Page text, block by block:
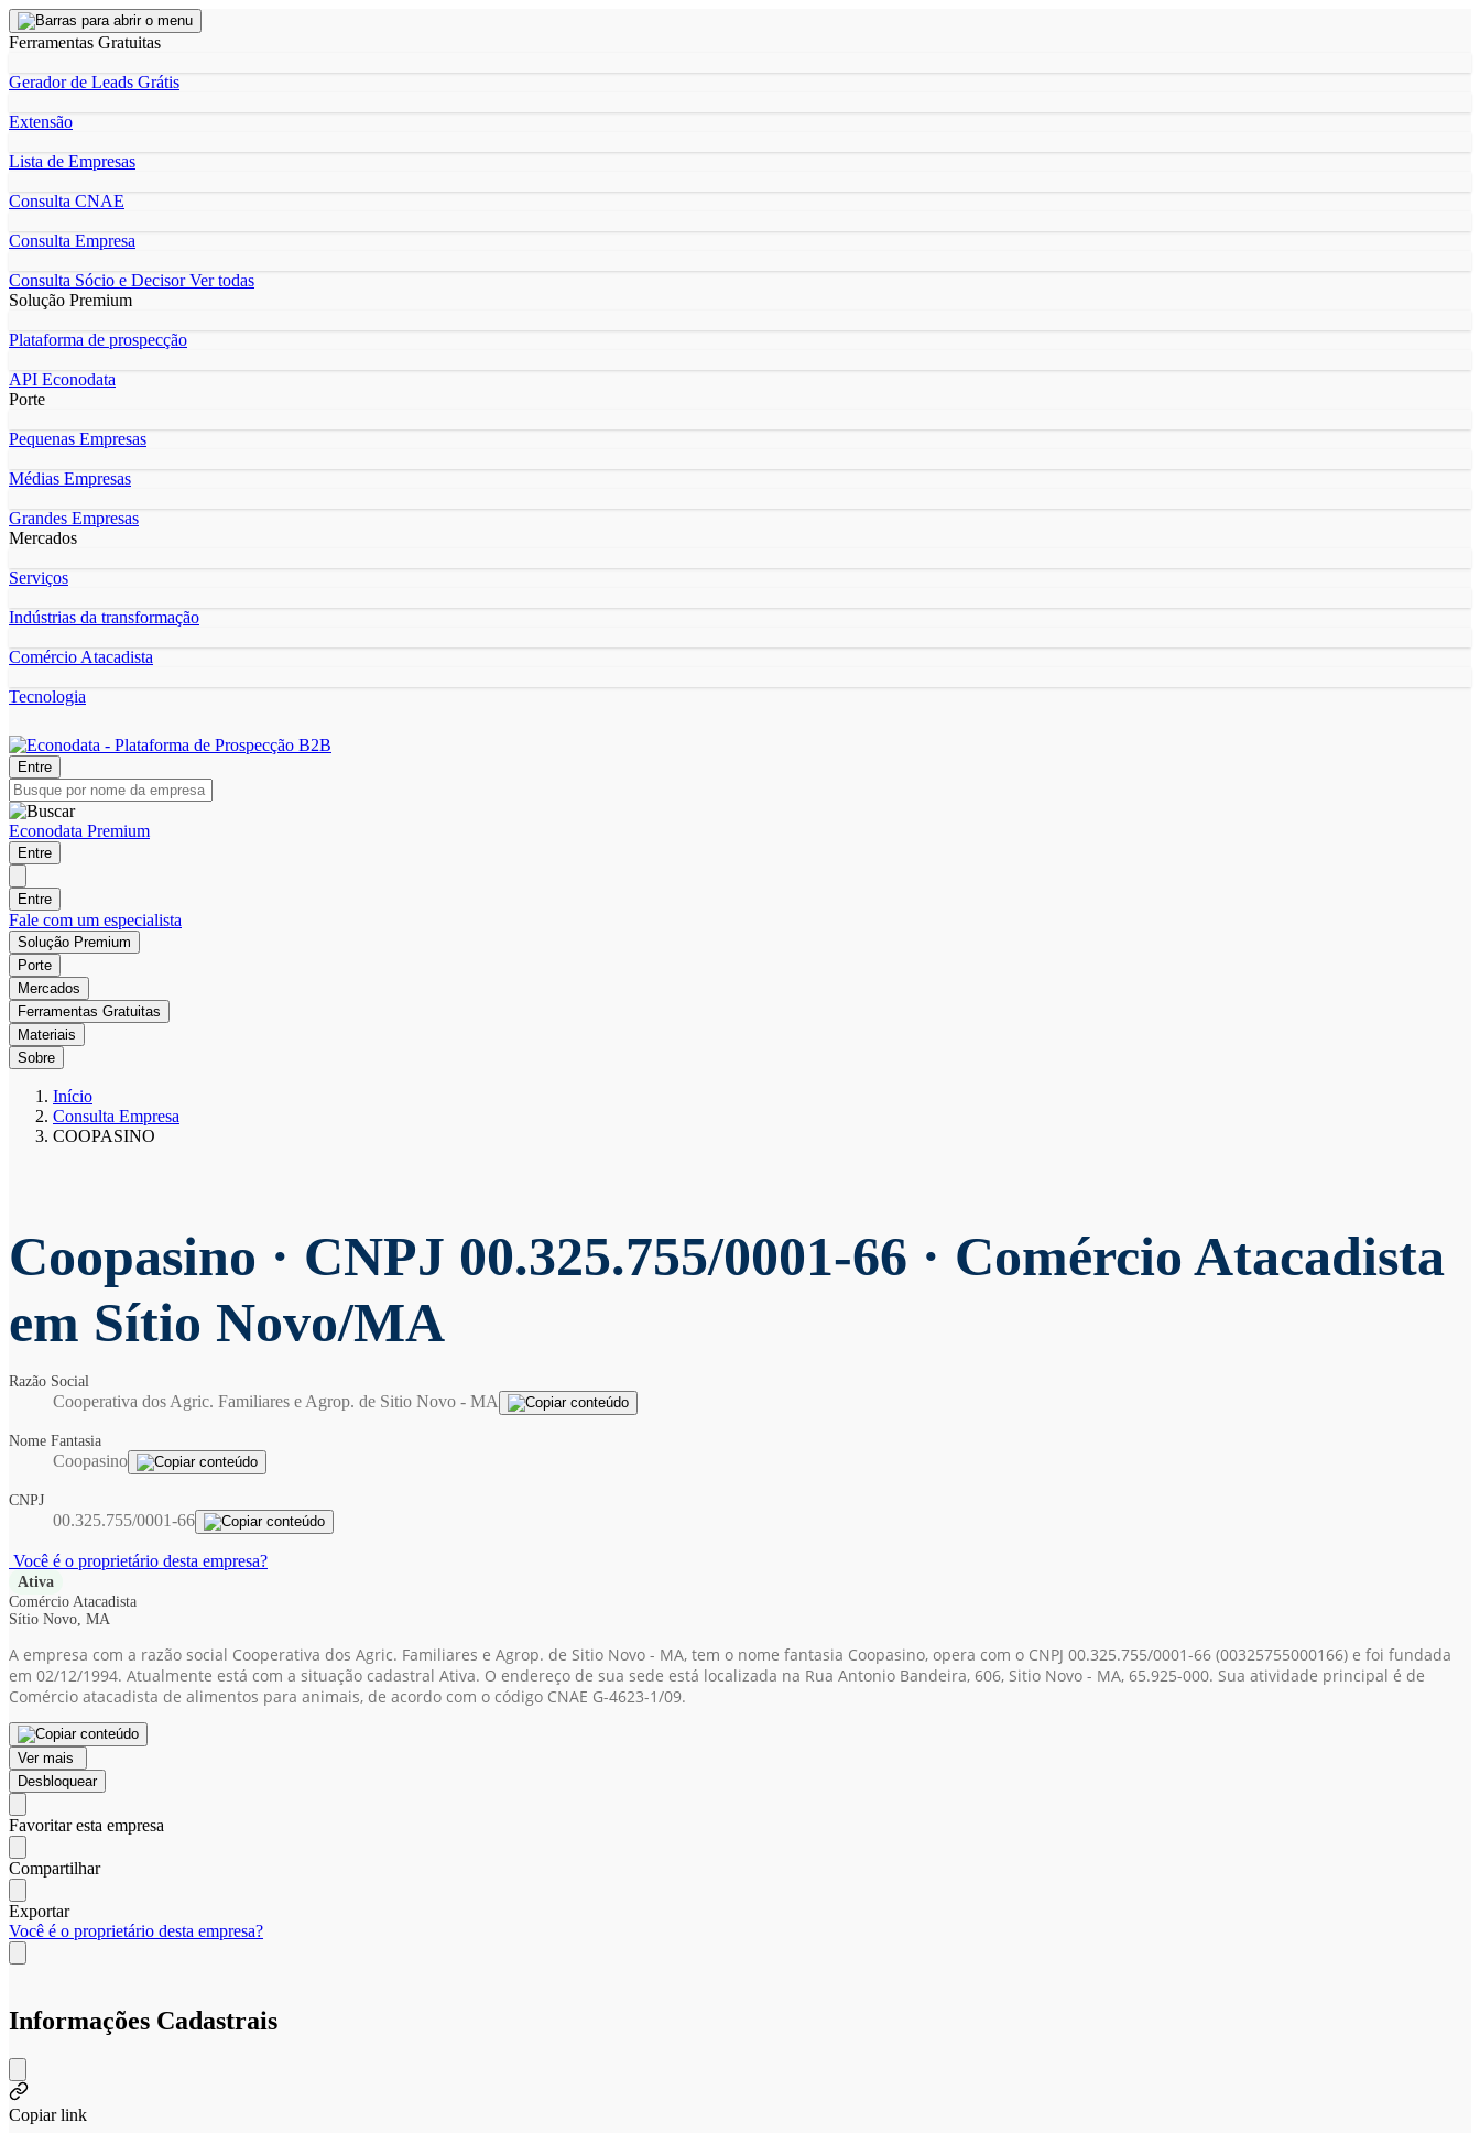
Ferramentas Gratuitas
Gerador de Leads Grátis
Extensão
Lista de Empresas
Consulta CNAE
Consulta Empresa
Consulta Sócio e DecisorVer todas
Solução Premium
Plataforma de prospecção
API Econodata
Porte
Pequenas Empresas
Médias Empresas
Grandes Empresas
Mercados
Serviços
Indústrias da transformação
Comércio Atacadista
Tecnologia
Entre
Econodata Premium
Entre
Entre
Fale com um especialista
Solução Premium
Porte
Mercados
Ferramentas Gratuitas
Materiais
Sobre
Início
Consulta Empresa
COOPASINO
Coopasino · CNPJ 00.325.755/0001-66 · Comércio Atacadista
em Sítio Novo/MA
Razão Social
Cooperativa dos Agric. Familiares e Agrop. de Sitio Novo - MA
Nome Fantasia
Coopasino
CNPJ
00.325.755/0001-66
Você é o proprietário desta empresa?
Ativa
Comércio Atacadista
Sítio Novo, MA
A empresa com a razão social Cooperativa dos Agric. Familiares e Agrop. de Sitio Novo - MA, tem o nome fantasia Coopasino, opera com o CNPJ 00.325.755/0001-66 (00325755000166) e foi fundada
em 02/12/1994. Atualmente está com a situação cadastral Ativa. O endereço de sua sede está localizada na Rua Antonio Bandeira, 606, Sitio Novo - MA, 65.925-000. Sua atividade principal é de
Comércio atacadista de alimentos para animais, de acordo com o código CNAE G-4623-1/09.
Ver mais
Desbloquear
Favoritar esta empresa
Compartilhar
Exportar
Você é o proprietário desta empresa?
Informações Cadastrais
Copiar link